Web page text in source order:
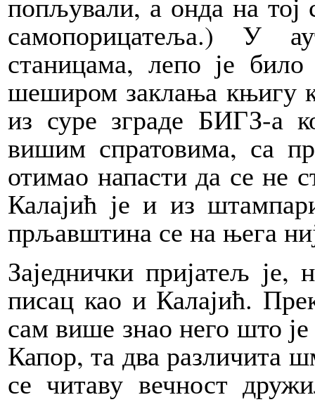
самопорицатеља.) У
станицама, лепо је
шеширом заклања књигу
из суре зграде БИГЗ-а
вишим спратовима, са
отимао напасти да се не
Калајић је и из
прљавштина се на њега
Заједнички пријатељ
писац као и Калајић.
сам више знао него што
Капор, та два различита
се читаву вечност